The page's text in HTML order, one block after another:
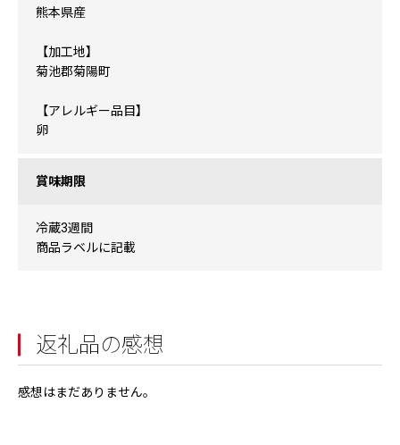
熊本県産
【加工地】
菊池郡菊陽町
【アレルギー品目】
卵
賞味期限
冷蔵3週間
商品ラベルに記載
返礼品の感想
感想はまだありません。